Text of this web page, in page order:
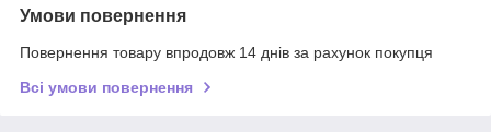
Умови повернення
Повернення товару впродовж 14 днів за рахунок покупця
Всі умови повернення